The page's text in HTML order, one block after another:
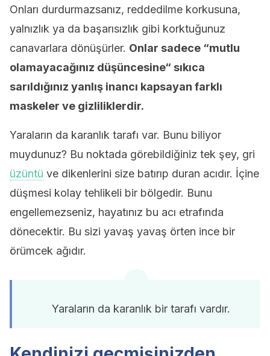
Onları durdurmazsanız, reddedilme korkusuna,
yalnızlık ya da başarısızlık gibi korktuğunuz
canavarlara dönüşürler. Onlar sadece “mutlu
olamayacağınız düşüncesine“ sıkıca
sarıldığınız yanlış inancı kapsayan farklı
maskeler ve gizliliklerdir.
Yaraların da karanlık tarafı var. Bunu biliyor
muydunuz? Bu noktada görebildiğiniz tek şey, gri
üzüntü ve dikenlerini size batırıp duran acıdır. İçine
düşmesi kolay tehlikeli bir bölgedir. Bunu
engellemezseniz, hayatınız bu acı etrafında
dönecektir. Bu sizi yavaş yavaş örten ince bir
örümcek ağıdır.
Yaraların da karanlık bir tarafı vardır.